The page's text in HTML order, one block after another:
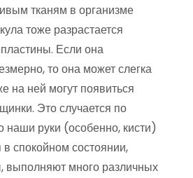
тканям в организме
тоже разрастается
пластины. Если она
то она может слегка
на ней могут появиться
Это случается по
наши руки (особенно, кисти)
в спокойном состоянии,
выполняют много различных